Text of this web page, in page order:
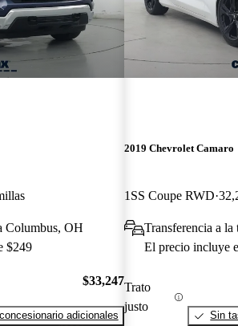
Columbus, OH
$249
$33,247
adicionales
2019 Chevrolet Camaro
1SS Coupe RWD
Transferencia a
El precio incluye
Trato
justo
Sin